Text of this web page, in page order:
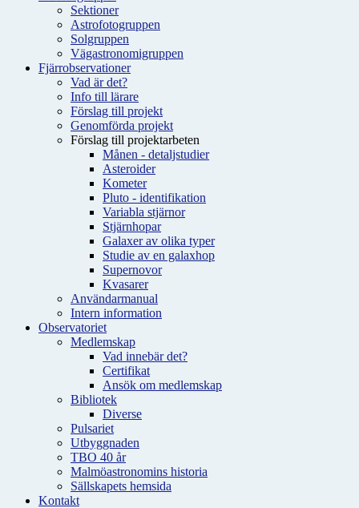
Sektioner
Astrofotogruppen
Solgruppen
Vägastronomigruppen
Fjärrobservationer
Vad är det?
Info till lärare
Förslag till projekt
Genomförda projekt
Förslag till projektarbeten
Månen - detaljstudier
Asteroider
Kometer
Pluto - identifikation
Variabla stjärnor
Stjärnhopar
Galaxer av olika typer
Studie av en galaxhop
Supernovor
Kvasarer
Användarmanual
Intern information
Observatoriet
Medlemskap
Vad innebär det?
Certifikat
Ansök om medlemskap
Bibliotek
Diverse
Pulsariet
Utbyggnaden
TBO 40 år
Malmöastronomins historia
Sällskapets hemsida
Kontakt